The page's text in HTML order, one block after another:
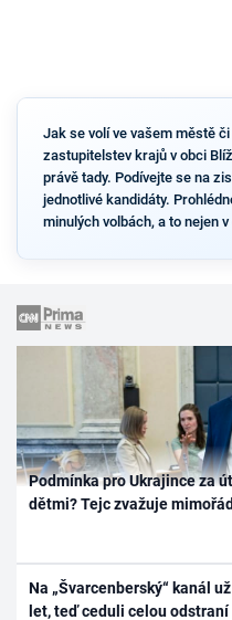
Jak se volí ve vašem městě
zastupitelstev krajů v obci
právě tady. Podívejte se na
jednotlivé kandidáty.
minulých volbách, a to nejen
Podmínka pro Ukrajince za
dětmi? Tejc zvažuje
Na „Švarcenberský“ kanál
let, teď ceduli celou odstraní